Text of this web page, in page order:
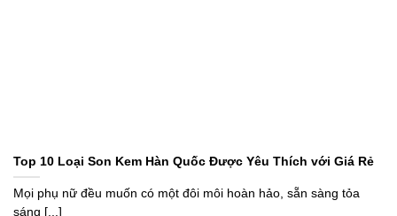
Top 10 Loại Son Kem Hàn Quốc Được Yêu Thích với Giá Rẻ
Mọi phụ nữ đều muốn có một đôi môi hoàn hảo, sẵn sàng tỏa
sáng [...]